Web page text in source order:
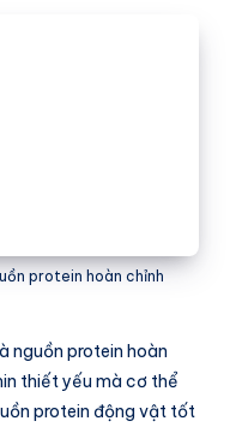
protein hoàn chỉnh
nguồn protein hoàn
thiết yếu mà cơ thể
protein động vật tốt